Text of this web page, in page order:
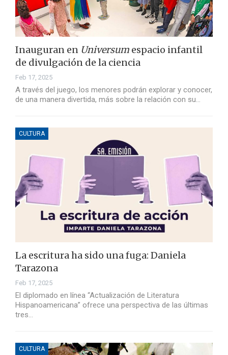
Inauguran en Universum espacio infantil
de divulgación de la ciencia
Feb 17, 2025
A través del juego, los menores podrán explorar y conocer,
de una manera divertida, más sobre la relación con su…
CULTURA
La escritura ha sido una fuga: Daniela
Tarazona
Feb 17, 2025
El diplomado en línea “Actualización de Literatura
Hispanoamericana” ofrece una perspectiva de las últimas
tres…
CULTURA